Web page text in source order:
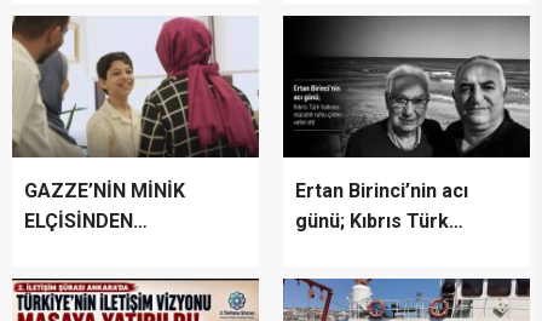
GAZZE’NİN MİNİK
ELÇİSİNDEN
DUYGUSAL MESAJ:
“BURASI BENİM İKİNCİ
Ertan Birinci’nin acı
günü; Kıbrıs Türk
çınarı vefat etti